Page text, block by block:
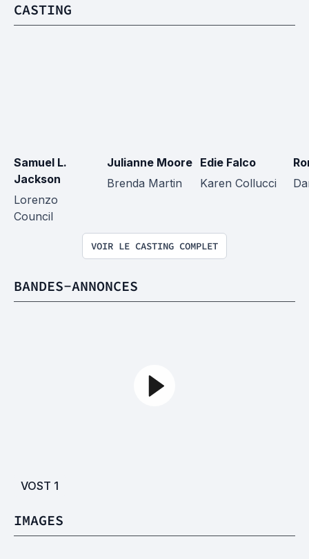
CASTING
Samuel L.
Jackson
Lorenzo
Council
Julianne Moore
Brenda Martin
Edie Falco
Karen Collucci
VOIR LE CASTING COMPLET
BANDES-ANNONCES
VOST 1
IMAGES